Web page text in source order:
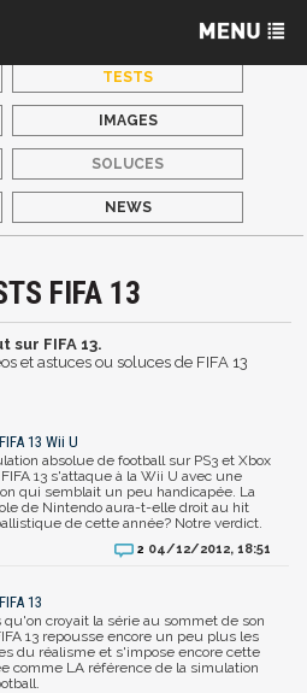
TESTS
IMAGES
SOLUCES
NEWS
FIFA 13
sur FIFA 13.
et astuces ou soluces de FIFA 13
13 Wii U
absolue de football sur PS3 et Xbox
13 s'attaque à la Wii U avec une
qui semblait un peu handicapée. La
de Nintendo aura-t-elle droit au hit
de cette année? Notre verdict.
2 04/12/2012, 18:51
13
qu'on croyait la série au sommet de son
13 repousse encore un peu plus les
du réalisme et s'impose encore cette
comme LA référence de la simulation